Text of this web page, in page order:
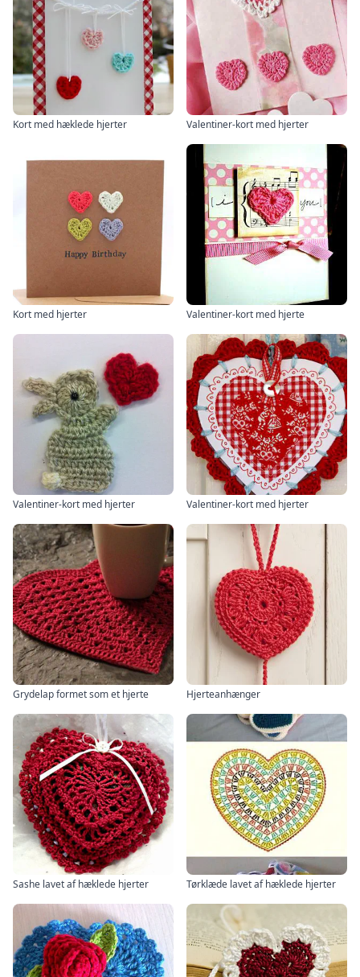
Kort med hæklede hjerter Valentiner-kort med hjerter
Kort med hjerter Valentiner-kort med hjerte
Valentiner-kort med hjerter Valentiner-kort med hjerter
Grydelap formet som et hjerte Hjerteanhænger
Sashe lavet af hæklede hjerter Tørklæde lavet af hæklede hjerter